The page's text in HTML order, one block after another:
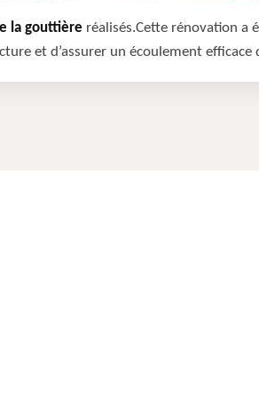
la gouttière réalisés.Cette rénovation a
et d’assurer un écoulement efficace